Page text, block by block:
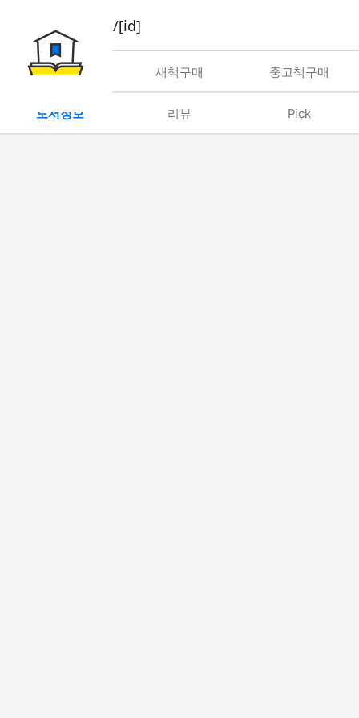
book/rent/[id]
대여 새책구매 중고책구매
도서정보 리뷰 Pick